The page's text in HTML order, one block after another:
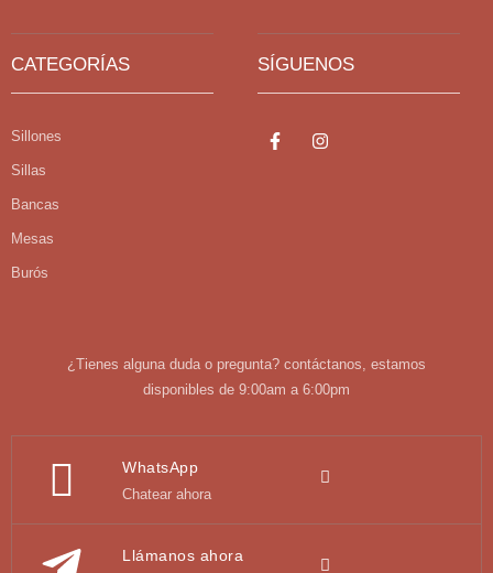
CATEGORÍAS
Sillones
Sillas
Bancas
Mesas
Burós
SÍGUENOS
¿Tienes alguna duda o pregunta? contáctanos, estamos
disponibles de 9:00am a 6:00pm
WhatsApp
Chatear ahora
Llámanos ahora